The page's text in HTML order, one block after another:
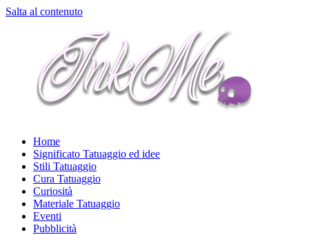
Salta al contenuto
Home
Significato Tatuaggio ed idee
Stili Tatuaggio
Cura Tatuaggio
Curiosità
Materiale Tatuaggio
Eventi
Pubblicità